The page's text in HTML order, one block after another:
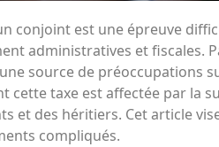
conjoint est une épreuve
administratives et fiscales.
source de préoccupations
cette taxe est affectée par la
et des héritiers. Cet article
compliqués.